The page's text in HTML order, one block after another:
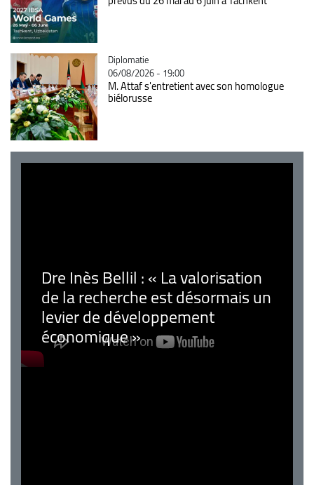
Catégorie
Diplomatie
06/08/2026 - 19:00
M. Attaf s'entretient avec son homologue
biélorusse
Dre Inès Bellil : « La valorisation
de la recherche est désormais un
levier de développement
économique »